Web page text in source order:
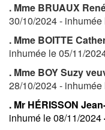
. Mme BRUAUX
30/10/2024 -
. Mme BOITTE
inhumée le 05/11/
. Mme BOY Suzy
28/10/2024 -
. Mr HÉRISSON
inhumé le 08/11/2024